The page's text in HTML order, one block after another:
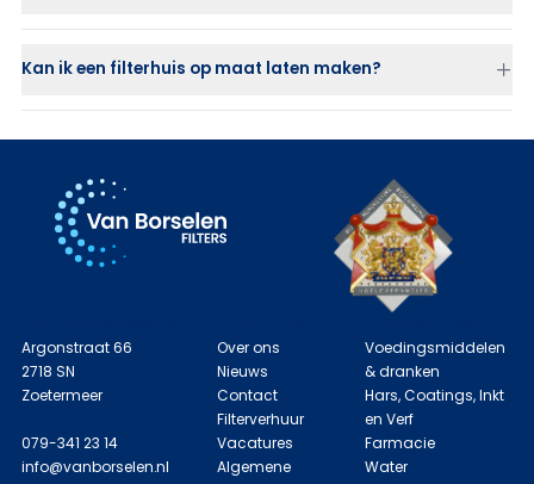
Kan ik een filterhuis op maat laten maken?
Argonstraat 66
2718 SN
Zoetermeer
079-341 23 14
info@vanborselen.nl
Over ons
Nieuws
Contact
Filterverhuur
Vacatures
Algemene
Voedingsmiddelen
& dranken
Hars, Coatings, Inkt
en Verf
Farmacie
Water